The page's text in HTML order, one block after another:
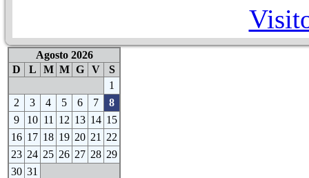
Agosto 2026
D
L M M G V
S
1
2
3 4 5 6 7
8
9
10 11 12 13 14 15
16 17 18 19 20 21
22
23 24 25 26 27 28 29
30 31